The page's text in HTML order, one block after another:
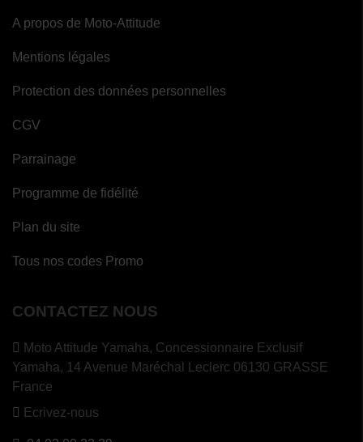
A propos de Moto-Attitude
Mentions légales
Protection des données personnelles
CGV
Parrainage
Programme de fidélité
Plan du site
Tous nos codes Promo
CONTACTEZ NOUS
Moto Attitude Yamaha, Concessionnaire Exclusif
Yamaha, 14 Avenue Maréchal Leclerc 06130 GRASSE
France
Ecrivez-nous